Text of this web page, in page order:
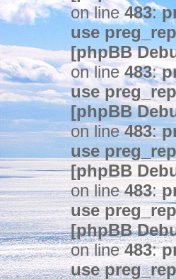
on line483:
use
[phpBB
on line483:
use
[phpBB
on line483:
use
[phpBB
on line483:
use
[phpBB
on line483:
use